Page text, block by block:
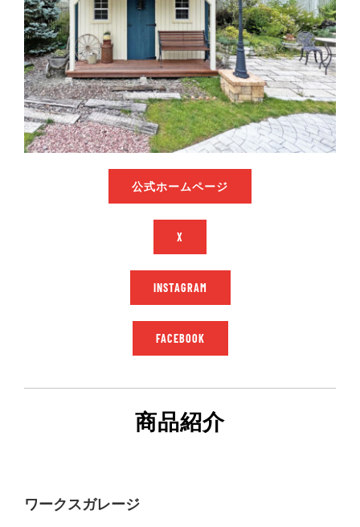
公式ホームページ
X
INSTAGRAM
FACEBOOK
商品紹介
ワークスガレージ